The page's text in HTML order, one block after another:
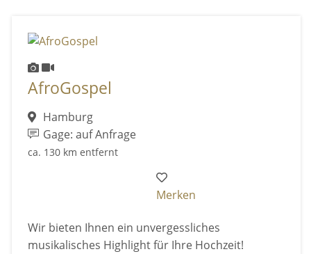
AfroGospel
Hamburg
Gage: auf Anfrage
ca. 130 km entfernt
Merken
Wir bieten Ihnen ein unvergessliches
musikalisches Highlight für Ihre Hochzeit!